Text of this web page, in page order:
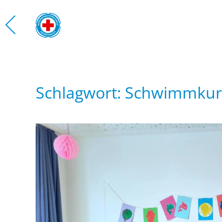
Zum Hauptinhalt springen
Schlagwort: